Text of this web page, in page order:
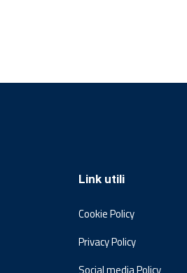
Link utili
Cookie Policy
Privacy Policy